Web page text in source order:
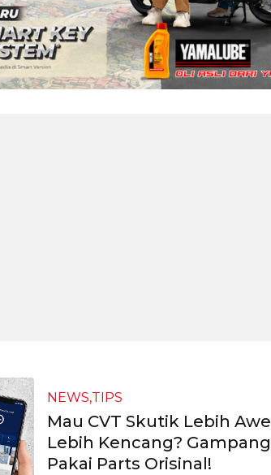
NEWS,TIPS
Mau CVT Skutik Lebih
Lebih Kencang?
Pakai Parts Orisinal!